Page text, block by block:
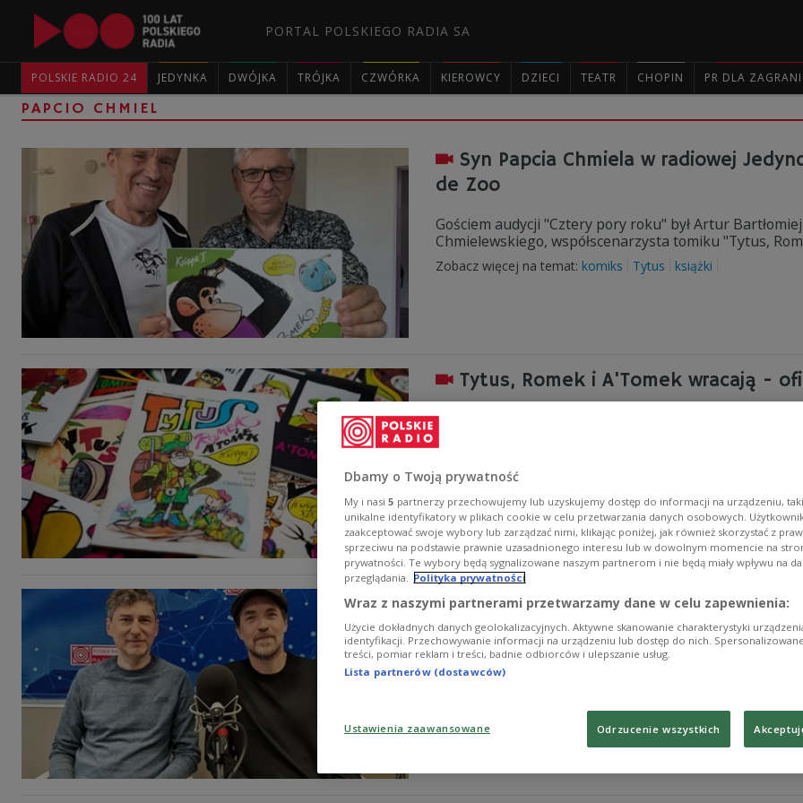
PORTAL POLSKIEGO RADIA SA
POLSKIE RADIO 24 JEDYNKA DWÓJKA TRÓJKA CZWÓRKA KIEROWCY DZIECI TEATR CHOPIN PR DLA
PAPCIO CHMIEL
Syn Papcia Chmiela w radiowej
de Zoo
Gościem audycji "Cztery pory roku" był Artur
Chmielewskiego, współscenarzysta tomiku "Tytus,
Zobacz więcej na temat: komiks Tytus książki
Tytus, Romek i A'Tomek wracają -
Możemy znów czytać Tytusa i to w dodatku w nowych
historiach. Autorami ich przygód są Artur
Powstaje film animowany „Tytus,
szczegóły produkcji
Projekt adaptacji kultowego komiksu „Tytus, Romek i
podkreślają twórcy, film ma być kinową przygodą dla
językiem współczesnej animacji. O szczegółach
reżyser Kristoffer Rus, którzy zaznaczają, że reakcja
intensywna.
Dbamy o Twoją prywatność
My i nasi 5 partnerzy przechowujemy lub uzyskujemy dostęp do informacji na urządzeniu,
unikalne identyfikatory w plikach cookie w celu przetwarzania danych osobowych.
zaakceptować swoje wybory lub zarządzać nimi, klikając poniżej, jak również skorzystać z
sprzeciwu na podstawie prawnie uzasadnionego interesu lub w dowolnym momencie na
prywatności. Te wybory będą sygnalizowane naszym partnerom i nie będą miały wpływu na
przeglądania. Polityka prywatności
Wraz z naszymi partnerami przetwarzamy dane w celu zapewnienia:
Użycie dokładnych danych geolokalizacyjnych. Aktywne skanowanie charakterystyki
identyfikacji. Przechowywanie informacji na urządzeniu lub dostęp do nich.
treści, pomiar reklam i treści, badnie odbiorców i ulepszanie usług.
Lista partnerów (dostawców)
Ustawienia zaawansowane Odrzucenie wszystkich